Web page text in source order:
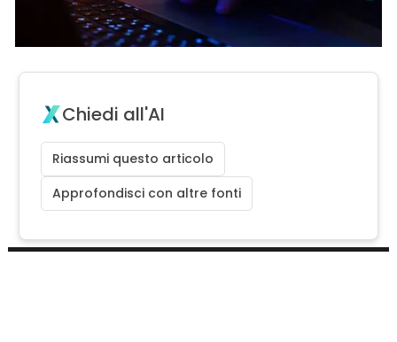
Chiedi all'AI
Riassumi questo articolo
Approfondisci con altre fonti